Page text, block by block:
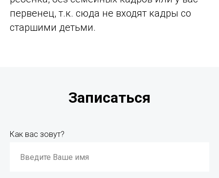
первенец, т.к. сюда не входят кадры со
старшими детьми.
Записаться
Как вас зовут?